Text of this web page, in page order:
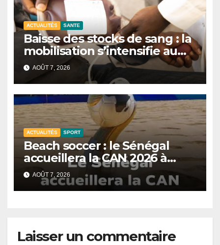
ACTUALITÉS SANTE
Baisse des stocks de sang : la
mobilisation s’intensifie au
CNTS de Dakar.
AOÛT 7, 2026
ACTUALITÉS SPORT
Beach soccer : le Sénégal
accueillera la CAN 2026 à
Dakar.
AOÛT 7, 2026
Laisser un commentaire